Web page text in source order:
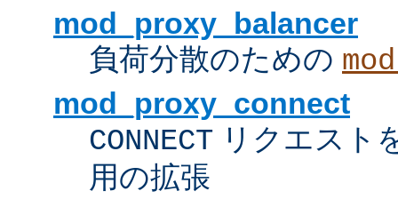
mod_proxy_balancer
負荷分散のための
mod_proxy_connect
CONNECT リクエスト
用の拡張